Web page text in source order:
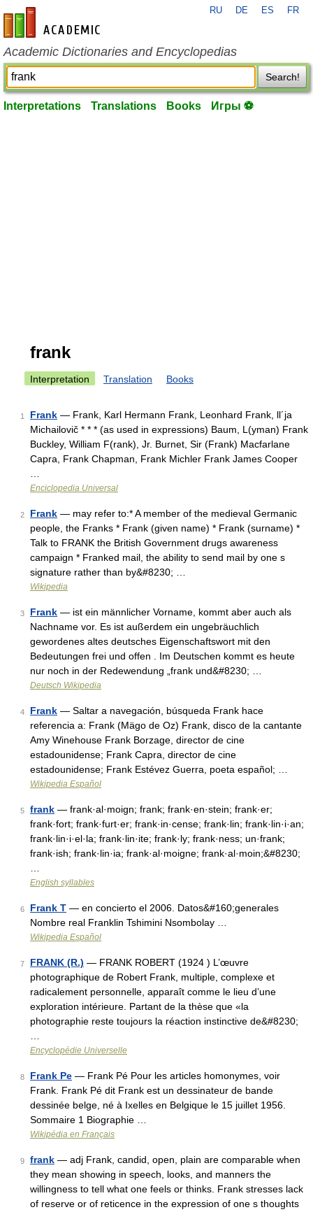
en-academic.com
RU DE ES FR
Academic Dictionaries and Encyclopedias
Search!
Interpretations Translations Books Игры ⚽
frank
Interpretation Translation Books
1 Frank — Frank, Karl Hermann Frank, Leonhard Frank, ll´ja
Michailovič * * * (as used in expressions) Baum, L(yman) Frank
Buckley, William F(rank), Jr. Burnet, Sir (Frank) Macfarlane
Capra, Frank Chapman, Frank Michler Frank James Cooper
Enciclopedia Universal
2 Frank — may refer to:* A member of the medieval Germanic
people, the Franks * Frank (given name) * Frank (surname) *
Talk to FRANK the British Government drugs awareness
campaign * Franked mail, the ability to send mail by one s
signature rather than by&#8230; …
Wikipedia
3 Frank — ist ein männlicher Vorname, kommt aber auch als
Nachname vor. Es ist außerdem ein ungebräuchlich
gewordenes altes deutsches Eigenschaftswort mit den
Bedeutungen frei und offen . Im Deutschen kommt es heute
nur noch in der Redewendung „frank und&#8230; …
Deutsch Wikipedia
4 Frank — Saltar a navegación, búsqueda Frank hace
referencia a: Frank (Mägo de Oz) Frank, disco de la cantante
Amy Winehouse Frank Borzage, director de cine
estadounidense; Frank Capra, director de cine
estadounidense; Frank Estévez Guerra, poeta español; …
Wikipedia Español
5 frank — frank·al·moign; frank; frank·en·stein; frank·er;
frank·fort; frank·furt·er; frank·in·cense; frank·lin; frank·lin·i·an;
frank·lin·i·el·la; frank·lin·ite; frank·ly; frank·ness; un·frank;
frank·ish; frank·lin·ia; frank·al·moigne; frank·al·moin;&#8230;
English syllables
6 Frank T — en concierto el 2006. Datos&#160;generales
Nombre real Franklin Tshimini Nsombolay …
Wikipedia Español
7 FRANK (R.) — FRANK ROBERT (1924 ) L’œuvre
photographique de Robert Frank, multiple, complexe et
radicalement personnelle, apparaît comme le lieu d’une
exploration intérieure. Partant de la thèse que «la
photographie reste toujours la réaction instinctive de&#8230;
Encyclopédie Universelle
8 Frank Pe — Frank Pé Pour les articles homonymes, voir
Frank. Frank Pé dit Frank est un dessinateur de bande
dessinée belge, né à Ixelles en Belgique le 15 juillet 1956.
Sommaire 1 Biographie …
Wikipédia en Français
9 frank — adj Frank, candid, open, plain are comparable when
they mean showing in speech, looks, and manners the
willingness to tell what one feels or thinks. Frank stresses lack
of reserve or of reticence in the expression of one s thoughts